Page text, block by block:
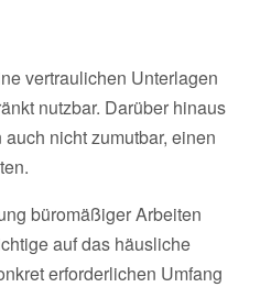
vertraulichen Unterlagen
nutzbar. Darüber hinaus
nicht zumutbar, einen
büromäßiger Arbeiten
auf das häusliche
erforderlichen Umfang